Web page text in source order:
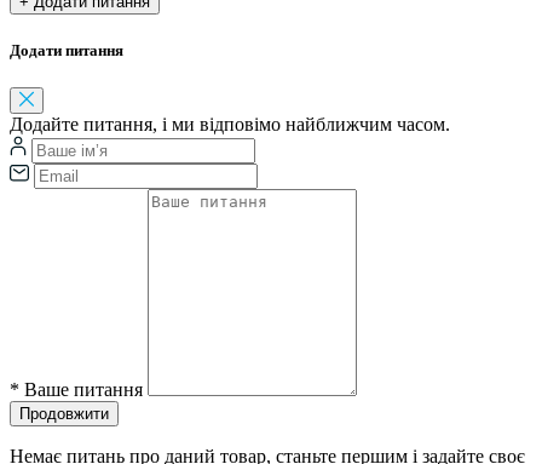
Додати питання
Додайте питання, і ми відповімо найближчим часом.
* Ваше питання
Продовжити
Немає питань про даний товар, станьте першим і задайте своє